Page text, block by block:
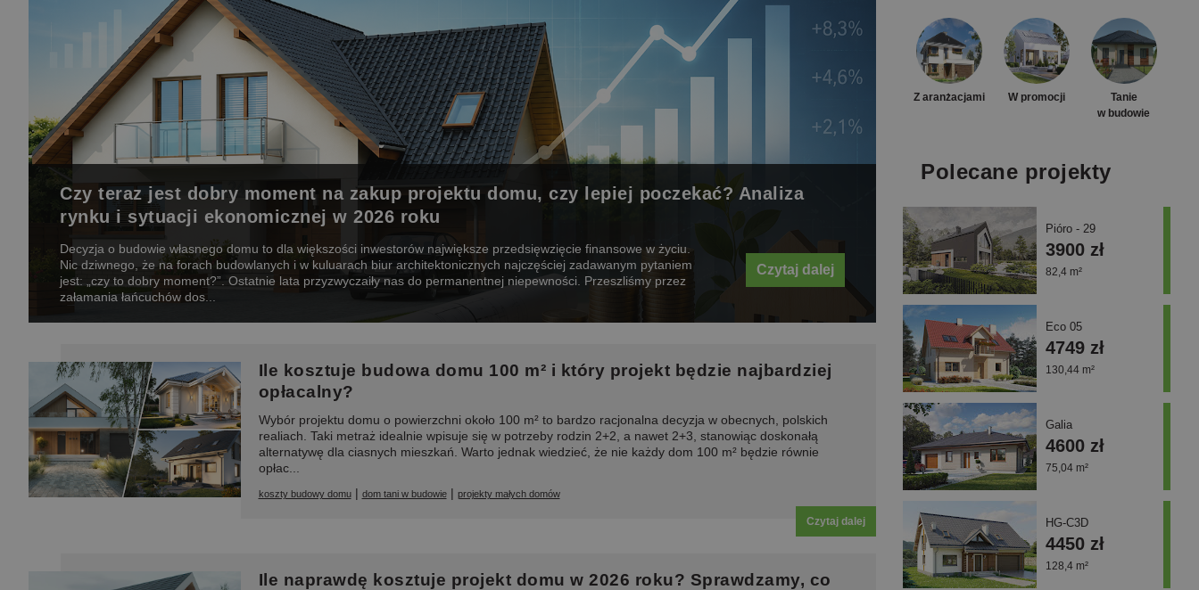
Czy teraz jest dobry moment na zakup projektu domu, czy lepiej poczekać? Analiza
rynku i sytuacji ekonomicznej w 2026 roku
Decyzja o budowie własnego domu to dla większości inwestorów największe przedsięwzięcie finansowe w życiu.
Nic dziwnego, że na forach budowlanych i w kuluarach biur architektonicznych najczęściej zadawanym pytaniem
jest: „czy to dobry moment?”. Ostatnie lata przyzwyczaiły nas do permanentnej niepewności. Przeszliśmy przez
załamania łańcuchów dos...
Czytaj dalej
Ile kosztuje budowa domu 100 m² i który projekt będzie najbardziej
opłacalny?
Wybór projektu domu o powierzchni około 100 m² to bardzo racjonalna decyzja w obecnych, polskich
realiach. Taki metraż idealnie wpisuje się w potrzeby rodzin 2+2, a nawet 2+3, stanowiąc doskonałą
alternatywę dla ciasnych mieszkań. Warto jednak wiedzieć, że nie każdy dom 100 m² będzie równie
opłac...
koszty budowy domu| dom tani w budowie| projekty małych domów
Czytaj dalej
Ile naprawdę kosztuje projekt domu w 2026 roku? Sprawdzamy, co
Z aranżacjami W promocji
Tanie
w budowie
Polecane projekty
Pióro - 29
82,4 m²
3900 zł
Eco 05
130,44 m²
4749 zł
Galia
75,04 m²
4600 zł
HG-C3D
128,4 m²
4450 zł